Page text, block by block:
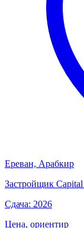
Ереван, Арабкир
Застройщик
Сдача: 2026
Цена, ориентир